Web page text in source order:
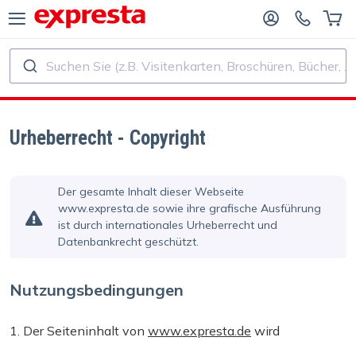
Aufkleber und Etiketten
PRODUKTE
VERLAGE UND AUTOREN
Suchen Sie (z.B. Visitenkarten, Broschüren, Bücher, ...)
Urheberrecht - Copyright
Der gesamte Inhalt dieser Webseite
www.expresta.de sowie ihre grafische Ausführung
ist durch internationales Urheberrecht und
Datenbankrecht geschützt.
Nutzungsbedingungen
1. Der Seiteninhalt von www.expresta.de wird